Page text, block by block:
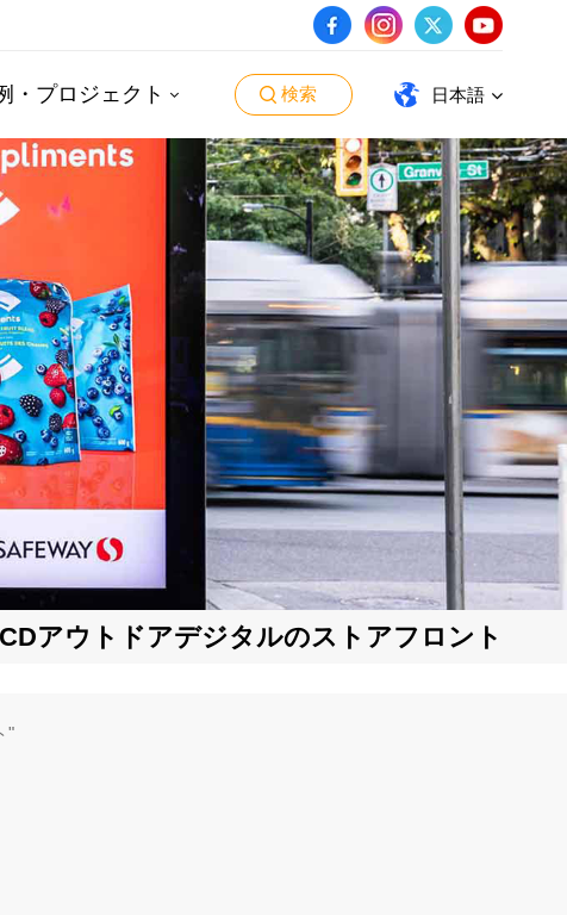
・プロジェクト 検索 日本語
English
español
português
日本語
アウトドアデジタルのストアフロント
"